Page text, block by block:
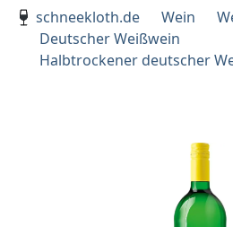
schneekloth.de
Wein
Deutscher Weißwein
Halbtrockener deutscher
Bildergalerie überspringen